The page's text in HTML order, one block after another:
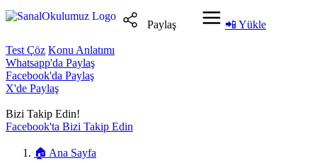
Paylaş 📲 Yükle
Test Çöz Konu Anlatımı
Whatsapp'da Paylaş
Facebook'da Paylaş
X'de Paylaş
Bizi Takip Edin!
Facebook'ta Bizi Takip Edin
🏠 Ana Sayfa